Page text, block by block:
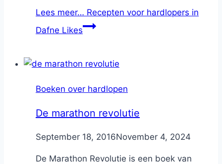
Lees meer… Recepten voor hardlopers in
Dafne Likes
Boeken over hardlopen
De marathon revolutie
ByNicole
September 18, 2016November 4, 2024
De Marathon Revolutie is een boek van